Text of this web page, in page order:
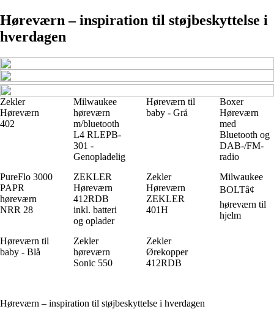
Høreværn – inspiration til støjbeskyttelse i
hverdagen
Zekler
Høreværn
402
Milwaukee
høreværn
m/bluetooth
L4 RLEPB-
301 -
Genopladelig
Høreværn til
baby - Grå
Boxer
Høreværn
med
Bluetooth og
DAB-/FM-
radio
PureFlo 3000
PAPR
høreværn
NRR 28
ZEKLER
Høreværn
412RDB
inkl. batteri
og oplader
Zekler
Høreværn
ZEKLER
401H
Milwaukee
BOLTâ¢
høreværn til
hjelm
Høreværn til
baby - Blå
Zekler
høreværn
Sonic 550
Zekler
Ørekopper
412RDB
Høreværn – inspiration til støjbeskyttelse i hverdagen